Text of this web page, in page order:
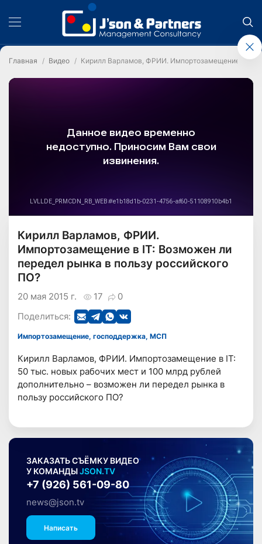
Главная Видео Кирилл Варламов, ФРИИ. Импортозамещение в IT:
Кирилл Варламов, ФРИИ.
Импортозамещение в IT: Возможен ли
передел рынка в пользу российского
ПО?
17 0
20 мая 2015 г.
Поделиться:
Импортозамещение, господдержка, МСП
Кирилл Варламов, ФРИИ. Импортозамещение в IT:
50 тыс. новых рабочих мест и 100 млрд рублей
дополнительно – возможен ли передел рынка в
пользу российского ПО?
ЗАКАЗАТЬ СЪЁМКУ ВИДЕО
У КОМАНДЫJSON.TV
+7 (926) 561-09-80
news@json.tv
Написать